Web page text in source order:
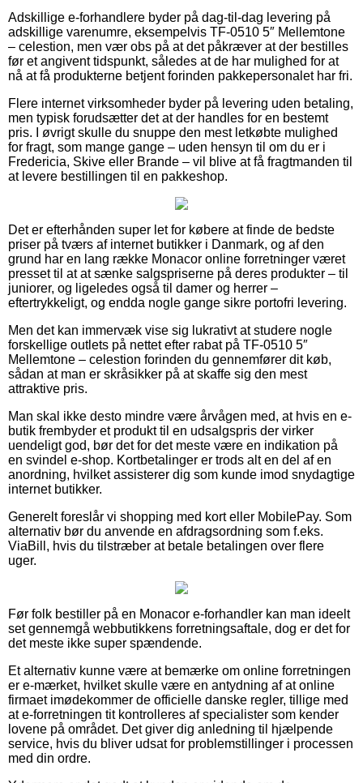
Adskillige e-forhandlere byder på dag-til-dag levering på
adskillige varenumre, eksempelvis TF-0510 5″ Mellemtone
– celestion, men vær obs på at det påkræver at der bestilles
før et angivent tidspunkt, således at de har mulighed for at
nå at få produkterne betjent forinden pakkepersonalet har fri.
Flere internet virksomheder byder på levering uden betaling,
men typisk forudsætter det at der handles for en bestemt
pris. I øvrigt skulle du snuppe den mest letkøbte mulighed
for fragt, som mange gange – uden hensyn til om du er i
Fredericia, Skive eller Brande – vil blive at få fragtmanden til
at levere bestillingen til en pakkeshop.
Det er efterhånden super let for købere at finde de bedste
priser på tværs af internet butikker i Danmark, og af den
grund har en lang række Monacor online forretninger været
presset til at at sænke salgspriserne på deres produkter – til
juniorer, og ligeledes også til damer og herrer –
eftertrykkeligt, og endda nogle gange sikre portofri levering.
Men det kan immervæk vise sig lukrativt at studere nogle
forskellige outlets på nettet efter rabat på TF-0510 5″
Mellemtone – celestion forinden du gennemfører dit køb,
sådan at man er skråsikker på at skaffe sig den mest
attraktive pris.
Man skal ikke desto mindre være årvågen med, at hvis en e-
butik frembyder et produkt til en udsalgspris der virker
uendeligt god, bør det for det meste være en indikation på
en svindel e-shop. Kortbetalinger er trods alt en del af en
anordning, hvilket assisterer dig som kunde imod snydagtige
internet butikker.
Generelt foreslår vi shopping med kort eller MobilePay. Som
alternativ bør du anvende en afdragsordning som f.eks.
ViaBill, hvis du tilstræber at betale betalingen over flere
uger.
Før folk bestiller på en Monacor e-forhandler kan man ideelt
set gennemgå webbutikkens forretningsaftale, dog er det for
det meste ikke super spændende.
Et alternativ kunne være at bemærke om online forretningen
er e-mærket, hvilket skulle være en antydning af at online
firmaet imødekommer de officielle danske regler, tillige med
at e-forretningen tit kontrolleres af specialister som kender
lovene på området. Det giver dig anledning til hjælpende
service, hvis du bliver udsat for problemstillinger i processen
med din ordre.